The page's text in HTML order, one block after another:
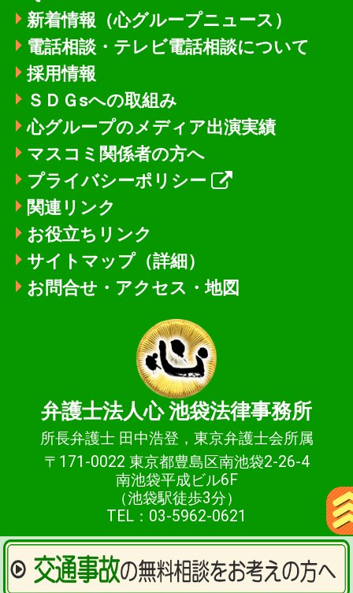
新着情報 （心グループニュース）
電話相談・テレビ電話相談について
採用情報
ＳＤＧsへの取組み
心グループのメディア出演実績
マスコミ関係者の方へ
プライバシーポリシー
関連リンク
お役立ちリンク
サイトマップ（詳細）
お問合せ・アクセス・地図
弁護士法人心池袋法律事務所
所長弁護士 田中浩登，東京弁護士会所属
〒171-0022 東京都豊島区南池袋2-26-4
南池袋平成ビル6F
（池袋駅徒歩3分）
TEL：03-5962-0621